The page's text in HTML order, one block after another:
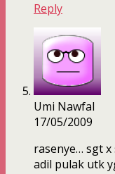
Reply
Umi Nawfal
17/05/2009
rasenye… sgt x
adil pulak utk